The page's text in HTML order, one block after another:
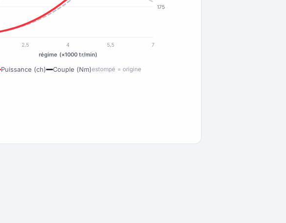
175
2,5 4 5,5 7
régime (×1000 tr/min)
Puissance (ch) Couple (Nm)estompé = origine